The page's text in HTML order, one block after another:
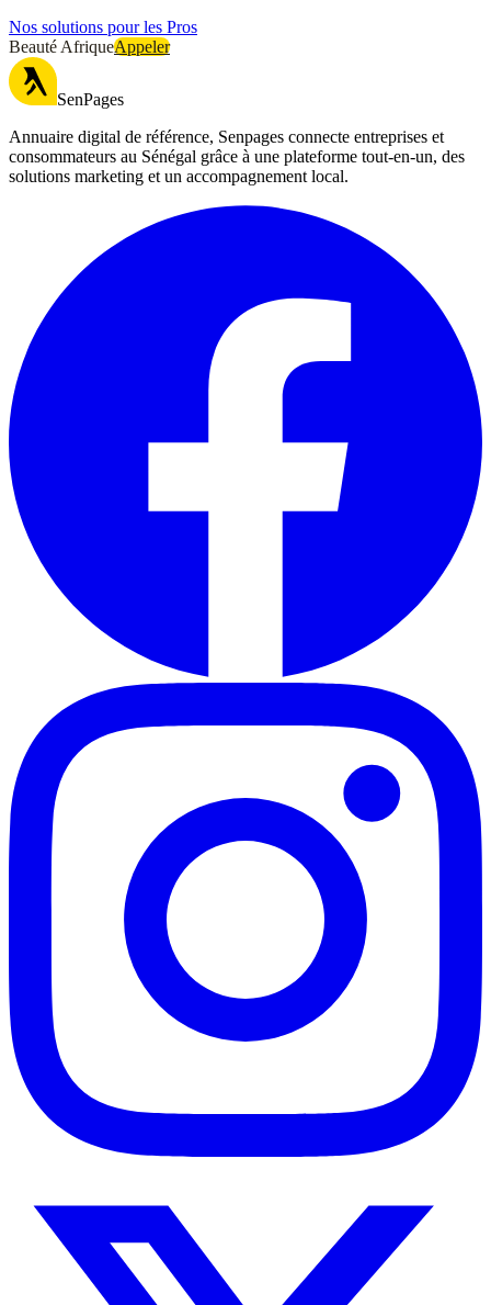
Nos solutions pour les Pros
Beauté AfriqueAppeler
SenPages
Annuaire digital de référence, Senpages connecte entreprises et
consommateurs au Sénégal grâce à une plateforme tout-en-un, des
solutions marketing et un accompagnement local.